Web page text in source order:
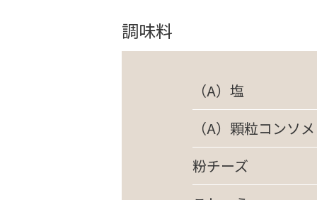
調味料
（A）塩
（A）顆粒コンソメ
粉チーズ